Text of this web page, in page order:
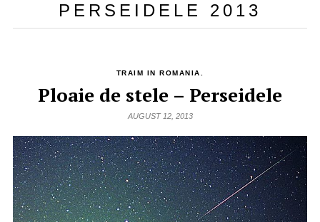
PERSEIDELE 2013
TRAIM IN ROMANIA.
Ploaie de stele – Perseidele
AUGUST 12, 2013